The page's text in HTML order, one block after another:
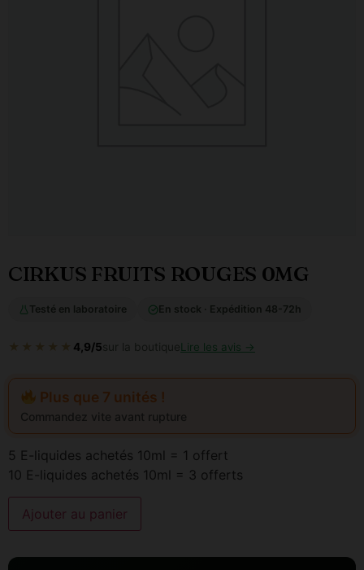
CIRKUS FRUITS ROUGES 0MG
Testé en laboratoire En stock · Expédition 48-72h
★★★★★ 4,9/5sur la boutiqueLire les avis →
Plus que 7 unités !
Commandez vite avant rupture
5 E-liquides achetés 10ml = 1 offert
10 E-liquides achetés 10ml = 3 offerts
Ajouter au panier